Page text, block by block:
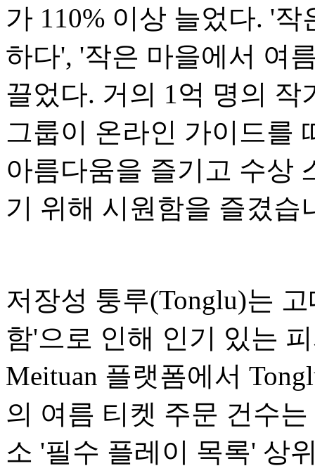
가 110% 이상 늘었다. '
하다', '작은 마을에서 여
끌었다. 거의 1억 명의
그룹이 온라인 가이드를
아름다움을 즐기고 수상
기 위해 시원함을 즐겼습
저장성 퉁루(Tonglu)는
함'으로 인해 인기 있는
Meituan 플랫폼에서
의 여름 티켓 주문 건수
소 '필수 플레이 목록' 상